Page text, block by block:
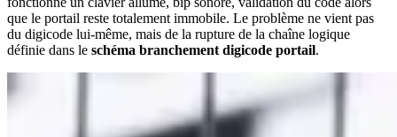
que le portail reste totalement immobile. Le problème ne vient pas
du digicode lui-même, mais de la rupture de la chaîne logique
définie dans le schéma branchement digicode portail.